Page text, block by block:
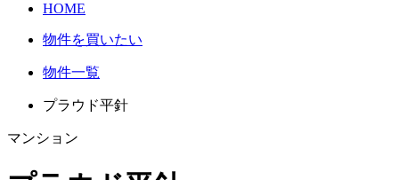
HOME
物件を買いたい
物件一覧
プラウド平針
マンション